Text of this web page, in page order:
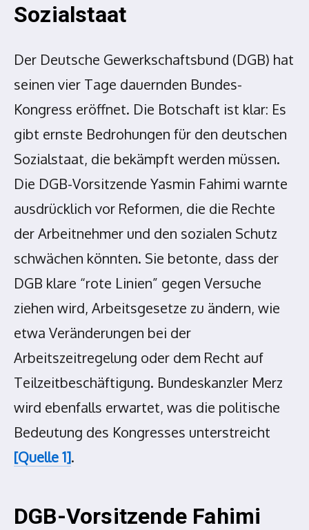
Sozialstaat
Der Deutsche Gewerkschaftsbund (DGB) hat
seinen vier Tage dauernden Bundes-
Kongress eröffnet. Die Botschaft ist klar: Es
gibt ernste Bedrohungen für den deutschen
Sozialstaat, die bekämpft werden müssen.
Die DGB-Vorsitzende Yasmin Fahimi warnte
ausdrücklich vor Reformen, die die Rechte
der Arbeitnehmer und den sozialen Schutz
schwächen könnten. Sie betonte, dass der
DGB klare “rote Linien” gegen Versuche
ziehen wird, Arbeitsgesetze zu ändern, wie
etwa Veränderungen bei der
Arbeitszeitregelung oder dem Recht auf
Teilzeitbeschäftigung. Bundeskanzler Merz
wird ebenfalls erwartet, was die politische
Bedeutung des Kongresses unterstreicht
[Quelle 1].
DGB-Vorsitzende Fahimi